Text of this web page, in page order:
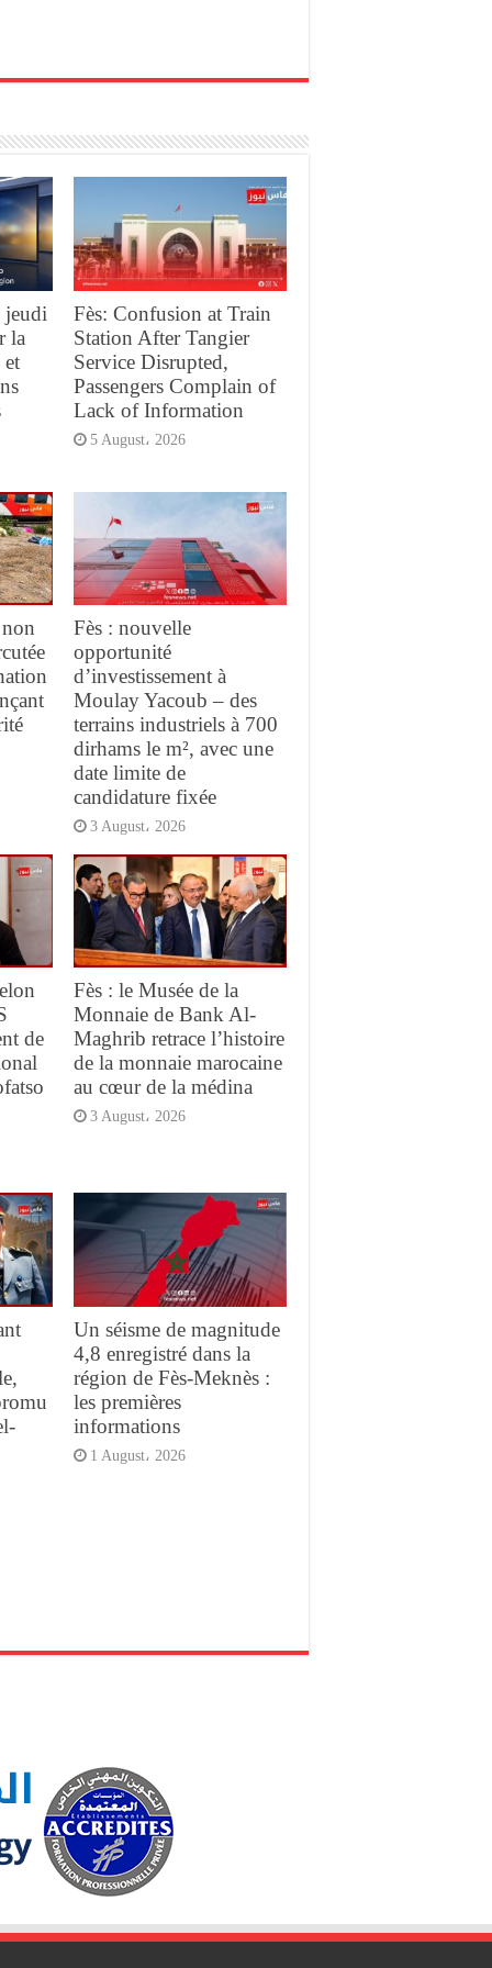
jeudi
la
et
Fès: Confusion at Train
Station After Tangier
Service Disrupted,
Passengers Complain of
Lack of Information
5 August، 2026
Fès : nouvelle
opportunité
d’investissement à
Moulay Yacoub – des
terrains industriels à 700
dirhams le m², avec une
date limite de
candidature fixée
3 August، 2026
de
Fès : le Musée de la
Monnaie de Bank Al-
Maghrib retrace l’histoire
de la monnaie marocaine
au cœur de la médina
3 August، 2026
Un séisme de magnitude
4,8 enregistré dans la
région de Fès-Meknès :
les premières
informations
1 August، 2026